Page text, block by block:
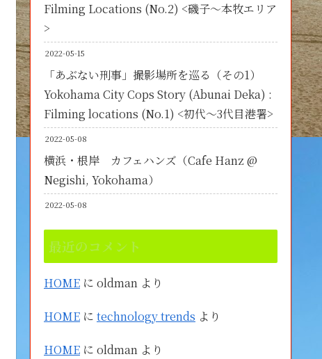
Filming Locations (No.2) <磯子～本牧エリア
>
2022-05-15
「あぶない刑事」撮影場所を巡る（その1）
Yokohama City Cops Story (Abunai Deka) :
Filming locations (No.1) <初代～3代目港署>
2022-05-08
横浜・根岸 カフェハンズ（Cafe Hanz @
Negishi, Yokohama）
2022-05-08
最近のコメント
HOME に oldman より
HOME に technology trends より
HOME に oldman より